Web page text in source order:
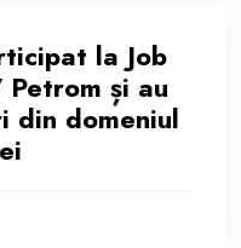
la Job
și au
din domeniul